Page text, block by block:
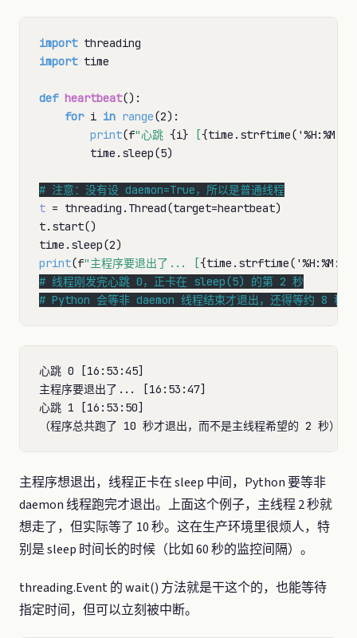
import
import time
def heartbeat():
for i in range(2):
print(f"心跳 {i} [{time.strftime('%H:%M:
        time.sleep(5)
#
t = threading.Thread(target=heartbeat)
t.start()
print(f"主程序要退出了... [{time.strftime('%H:%M:
#
# Python 会等非 daemon 线程结束才退出，还得等约 8 秒
心跳 0 [16:53:45]
主程序要退出了... [16:53:47]
心跳 1 [16:53:50]
主程序想退出，线程正卡在 sleep 中间，Python 要等非
daemon 线程跑完才退出。上面这个例子，主线程 2 秒就
想走了，但实际等了 10 秒。这在生产环境里很烦人，特
别是 sleep 时间长的时候（比如 60 秒的监控间隔）。
threading.Event 的 wait() 方法就是干这个的，也能等待
指定时间，但可以立刻被中断。